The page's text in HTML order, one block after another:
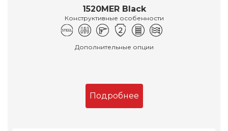
1520MER Black
Конструктивные особенности
Дополнительные опции
Подробнее